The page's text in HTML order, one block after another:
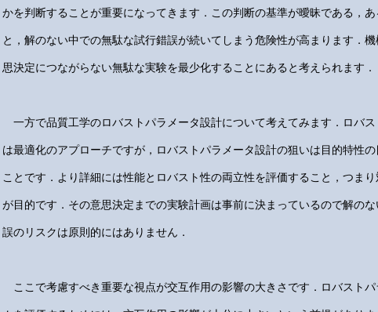
かを判断することが重要になってきます．この判断の基準が曖昧である，
と，解のない中での無駄な試行錯誤が続いてしまう危険性が高まります．
思決定につながらない無駄な実験を最少化することにあると考えられます．
一方で品質工学のロバストパラメータ設計について考えてみます．ロバ
は最適化のアプローチですが，ロバストパラメータ設計の狙いは目的特性
ことです．より詳細には性能とロバスト性の両立性を評価すること，つま
が目的です．その意思決定までの実験計画は事前に決まっているので解の
誤のリスクは原則的にはありません．
ここで考慮すべき重要な視点が交互作用の影響の大きさです．ロバスト